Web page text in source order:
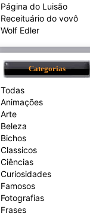
Página do Luisão
Receituário do vovô
Wolf Edler
Categorias
Todas
Animações
Arte
Beleza
Bichos
Classicos
Ciências
Curiosidades
Famosos
Fotografias
Frases